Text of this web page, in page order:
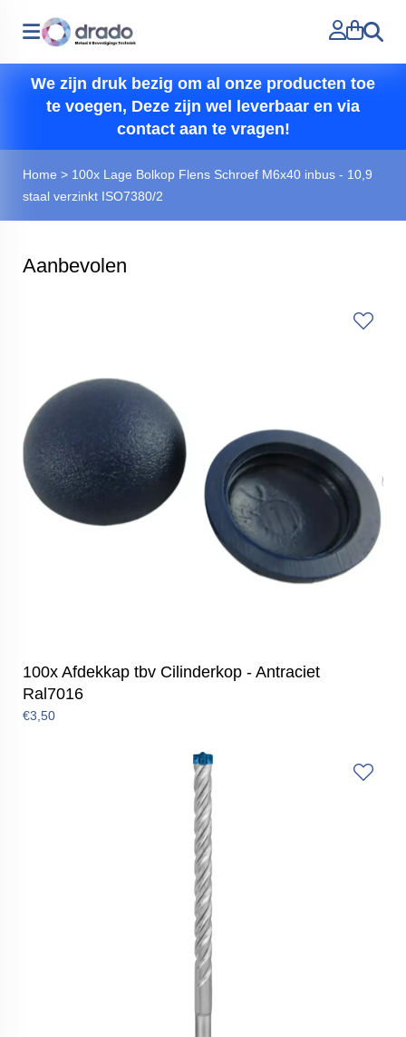
Zoeken
We zijn druk bezig om al onze producten toe
te voegen, Deze zijn wel leverbaar en via
contact aan te vragen!
Home > 100x Lage Bolkop Flens Schroef M6x40 inbus - 10,9
staal verzinkt ISO7380/2
Aanbevolen
100x Afdekkap tbv Cilinderkop - Antraciet
Ral7016
€3,50